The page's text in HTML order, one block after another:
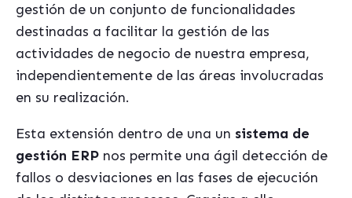
gestión de un conjunto de funcionalidades
destinadas a facilitar la gestión de las
actividades de negocio de nuestra empresa,
independientemente de las áreas involucradas
en su realización.
Esta extensión dentro de una un sistema de
gestión ERP nos permite una ágil detección de
fallos o desviaciones en las fases de ejecución